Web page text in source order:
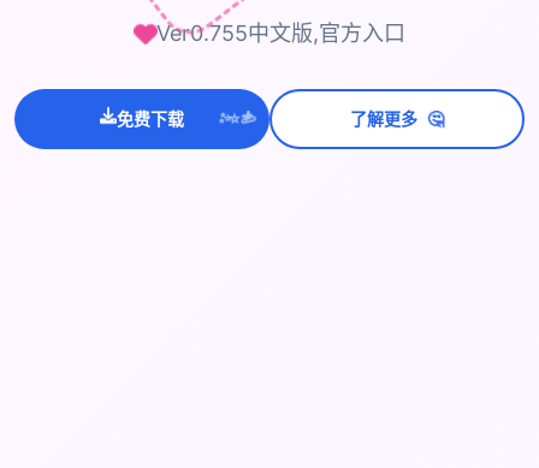
Ver0.755中文版,官方入口
免费下载 ✨
⭐💫 了解更多 🤔